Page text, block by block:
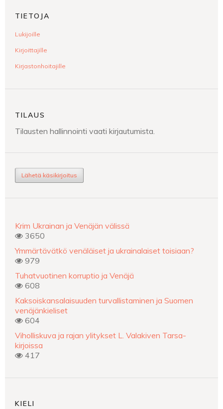
TIETOJA
Lukijoille
Kirjoittajille
Kirjastonhoitajille
TILAUS
Tilausten hallinnointi vaati kirjautumista.
Lähetä käsikirjoitus
Krim Ukrainan ja Venäjän välissä
3650
Ymmärtävätkö venäläiset ja ukrainalaiset toisiaan?
979
Tuhatvuotinen korruptio ja Venäjä
608
Kaksoiskansalaisuuden turvallistaminen ja Suomen
venäjänkieliset
604
Viholliskuva ja rajan ylitykset L. Valakiven Tarsa-
kirjoissa
417
KIELI